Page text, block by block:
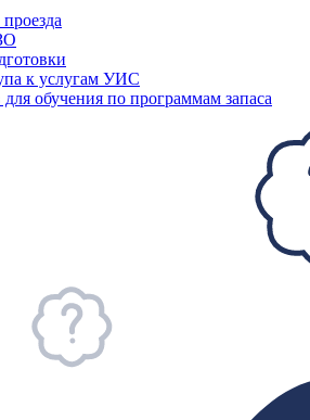
к услугам УИС
обучения по программам запаса